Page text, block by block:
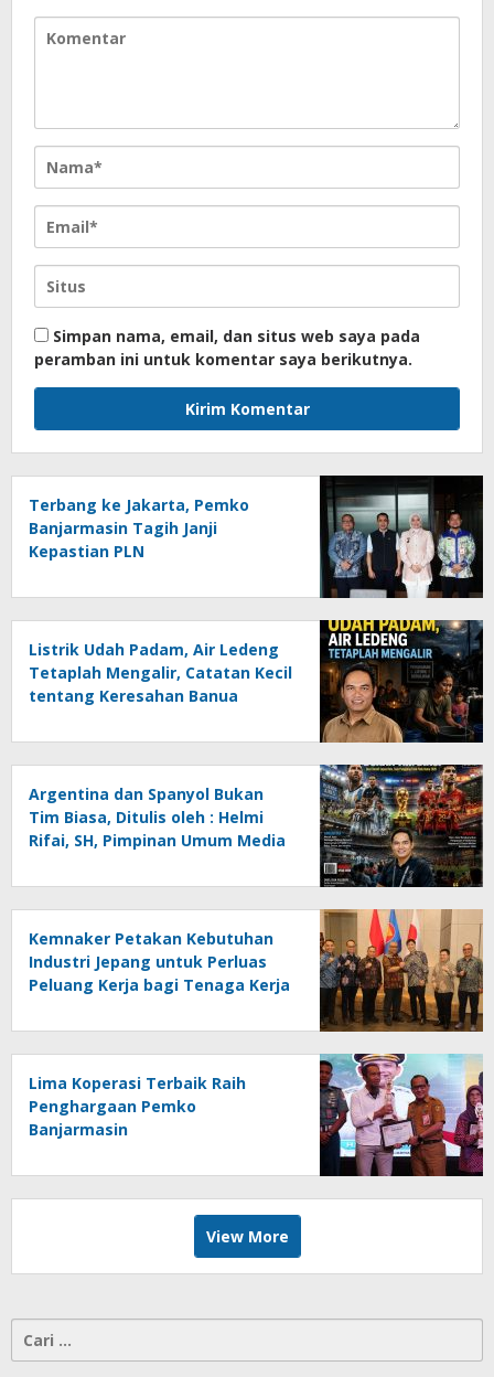
Simpan nama, email, dan situs web saya pada
peramban ini untuk komentar saya berikutnya.
Terbang ke Jakarta, Pemko
Banjarmasin Tagih Janji
Kepastian PLN
Listrik Udah Padam, Air Ledeng
Tetaplah Mengalir, Catatan Kecil
tentang Keresahan Banua
Ancaman Lingkungan, Oleh :
Helmi Rifai, SH
Argentina dan Spanyol Bukan
Tim Biasa, Ditulis oleh : Helmi
Rifai, SH, Pimpinan Umum Media
Kemnaker Petakan Kebutuhan
Industri Jepang untuk Perluas
Peluang Kerja bagi Tenaga Kerja
Lima Koperasi Terbaik Raih
Penghargaan Pemko
Banjarmasin
View More
Cari